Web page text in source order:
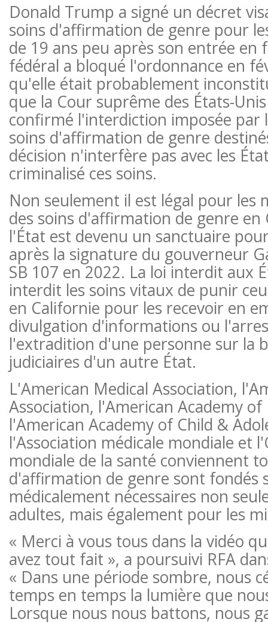
Donald Trump a signé un décret
soins d'affirmation de genre pour
de 19 ans peu après son entrée en
fédéral a bloqué l'ordonnance en
qu'elle était probablement
que la Cour suprême des États-
confirmé l'interdiction imposée par
soins d'affirmation de genre
décision n'interfère pas avec les
criminalisé ces soins.
Non seulement il est légal pour les
des soins d'affirmation de genre en
l'État est devenu un sanctuaire
après la signature du gouverneur
SB 107 en 2022. La loi interdit aux
interdit les soins vitaux de punir
en Californie pour les recevoir en
divulgation d'informations ou
l'extradition d'une personne sur la
judiciaires d'un autre État.
L'American Medical Association,
Association, l'American Academy of
l'American Academy of Child &
l'Association médicale mondiale et
mondiale de la santé conviennent
d'affirmation de genre sont fondés
médicalement nécessaires non
adultes, mais également pour les
« Merci à vous tous dans la vidéo
avez tout fait », a poursuivi RFA
« Dans une période sombre, nous
temps en temps la lumière que
Lorsque nous nous battons, nous